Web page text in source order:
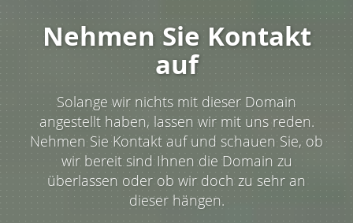
Nehmen Sie Kontakt
auf
Solange wir nichts mit dieser Domain
angestellt haben, lassen wir mit uns reden.
Nehmen Sie Kontakt auf und schauen Sie, ob
wir bereit sind Ihnen die Domain zu
überlassen oder ob wir doch zu sehr an
dieser hängen.